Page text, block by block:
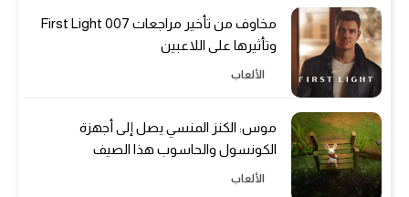
مخاوف من تأخير مراجعات 007 First Light
وتأثيرها على اللاعبين
الألعاب
موس: الكنز المنسي يصل إلى أجهزة
الكونسول والحاسوب هذا الصيف
الألعاب